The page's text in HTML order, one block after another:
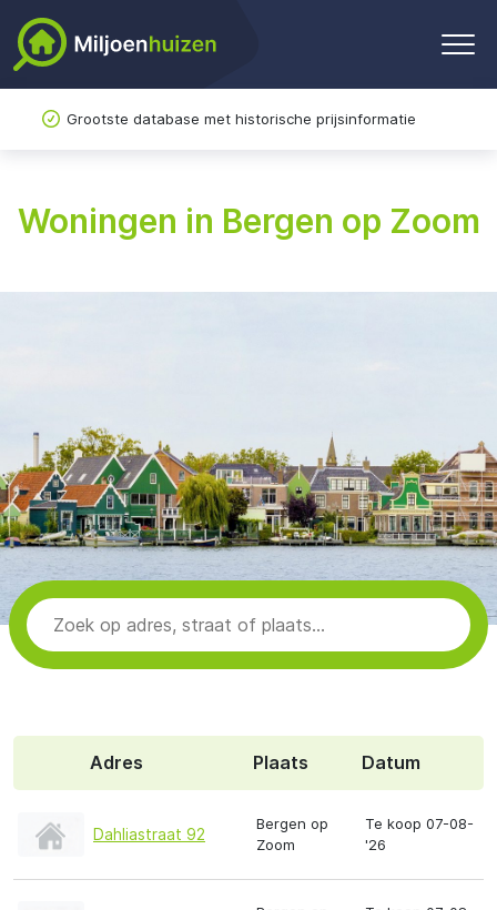
Grootste database met historische prijsinformatie
Woningen in Bergen op Zoom
Adres Plaats Datum
Dahliastraat 92
Bergen op
Zoom
Te koop 07-08-
'26